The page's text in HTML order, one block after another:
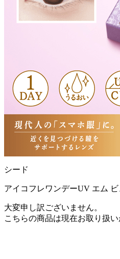
シード
アイコフレワンデーUV エム ビ
大変申し訳ございません。
こちらの商品は現在お取り扱い